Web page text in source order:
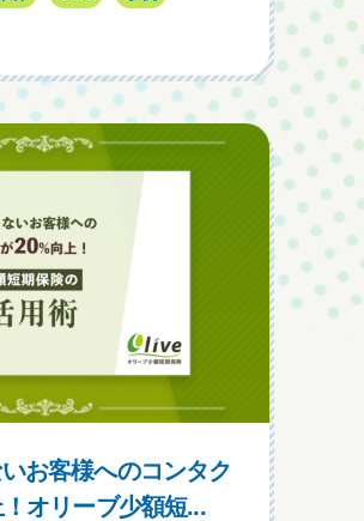
お客様へのコンタク
！オリーブ少額短...